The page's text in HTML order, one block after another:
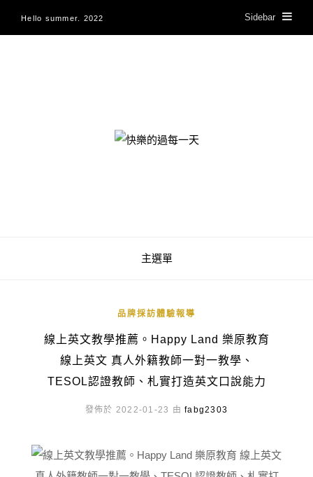
Hello summer. 2022 Sidebar
快樂的過每一天
主選單
品牌採訪體驗報導
線上英文教學推薦。Happy Land 樂原教育
線上英文 真人外籍教師一對一教學、
TESOL認證教師、札實打造英文口說能力
發佈於 2022-01-23 由fabg2303